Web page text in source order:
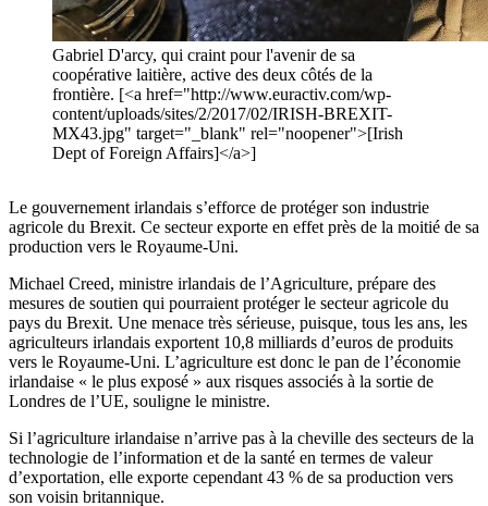
Gabriel D'arcy, qui craint pour l'avenir de sa
coopérative laitière, active des deux côtés de la
frontière. [<a href="http://www.euractiv.com/wp-
content/uploads/sites/2/2017/02/IRISH-BREXIT-
MX43.jpg" target="_blank" rel="noopener">[Irish
Dept of Foreign Affairs]</a>]
Le gouvernement irlandais s’efforce de protéger son industrie
agricole du Brexit. Ce secteur exporte en effet près de la moitié de sa
production vers le Royaume-Uni.
Michael Creed, ministre irlandais de l’Agriculture, prépare des
mesures de soutien qui pourraient protéger le secteur agricole du
pays du Brexit. Une menace très sérieuse, puisque, tous les ans, les
agriculteurs irlandais exportent 10,8 milliards d’euros de produits
vers le Royaume-Uni. L’agriculture est donc le pan de l’économie
irlandaise « le plus exposé » aux risques associés à la sortie de
Londres de l’UE, souligne le ministre.
Si l’agriculture irlandaise n’arrive pas à la cheville des secteurs de la
technologie de l’information et de la santé en termes de valeur
d’exportation, elle exporte cependant 43 % de sa production vers
son voisin britannique.